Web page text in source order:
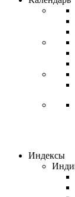
Календарь